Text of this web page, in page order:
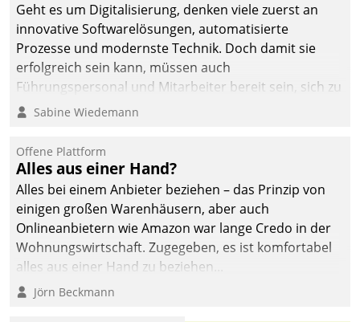
Geht es um Digitalisierung, denken viele zuerst an
innovative Softwarelösungen, automatisierte
Prozesse und modernste Technik. Doch damit sie
erfolgreich sein kann, müssen auch
Führungspersonal und Mitarbeiter bereit sein, sich zu
verändern und anzupassen, sonst werden sie an ihr
Sabine Wiedemann
Offene Plattform
Alles aus einer Hand?
Alles bei einem Anbieter beziehen – das Prinzip von
einigen großen Warenhäusern, aber auch
Onlineanbietern wie Amazon war lange Credo in der
Wohnungswirtschaft. Zugegeben, es ist komfortabel
alles aus einer Hand zu beziehen...
Jörn Beckmann